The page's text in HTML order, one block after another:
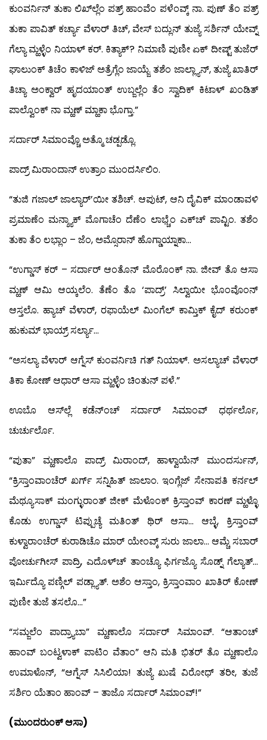
ಕುಂವರ್ನಿನ್ ತುಕಾ ಲಿಖ್‍ಲ್ಲೆಂ ಪತ್ರ್ ಹಾಂವೆಂ ಪಳೆಂವ್ಕ್ ನಾ. ಪುಣ್ ತೆಂ ಪತ್ರ್
ತುಕಾ ಪಾವಿತ್ ಕರ್ಚ್ಯಾ ವೆಳಾರ್ ತಿಚ್, ವೇಸ್ ಬದ್ಲುನ್ ತುಜ್ಯೆ ಸರ್ಶಿನ್ ಯೇವ್ನ್
ಗೆಲ್ಯಾ ಮ್ಹಳ್ಳೆಂ ನಿಯಾಳ್ ಕರ್. ಕಿತ್ಯಾಕ್? ನಿಮಾಣಿ ಪುಣೀ ಏಕ್ ದೀಷ್ಟ್ ತುಜೆರ್
ಘಾಲುಂಕ್ ತಿಚೆಂ ಕಾಳಿಜ್ ಅತ್ರೆಗ್ಲೆಂ ಜಾಯ್ಜೆ. ತಶೆಂ ಜಾಲ್ಲ್ಯಾನ್, ತುಜ್ಯೆ ಖಾತಿರ್
ತಿಚ್ಯಾ ಅಂಕ್ವಾರ್ ಹೃದಯಾಂತ್ ಉಬ್ಜಲ್ಲೆಂ ತೆಂ ಸ್ವಾದಿಕ್ ಕಿಟಾಳ್ ಖಂಡಿತ್
ಪಾಲ್ವೊಂಕ್ ನಾ ಮ್ಹಣ್ ಮ್ಹಾಕಾ ಭೊಗ್ತಾ.”
ಸರ್ದಾರ್ ಸಿಮಾಂವ್ಚೊ ಅತ್ಮೊ ಚಡ್ಪಡ್ಲೊ.
ಪಾದ್ರ್ ಮಿರಾಂದಾನ್ ಉತ್ರಾಂ ಮುಂದರ್ಸಿಲಿಂ.
“ತುಜಿ ಗಜಾಲ್ ಜಾಲ್ಯಾರ್’ಯೀ ತಶಿಚ್. ಆಪುಟ್, ಆನಿ ದೈವಿಕ್ ಮಾಂಡಾವಳಿ
ಪ್ರಮಾಣೆಂ ಮನ್ಶ್ಯಾಕ್ ಮೊಗಾಚೆಂ ದೆಣೆಂ ಲಾಭ್ಚೆಂ ಎಕ್‍ಚ್ ಪಾವ್ಟಿಂ. ತಶೆಂ
ತುಕಾ ತೆಂ ಲಭ್ಲಾಂ – ಜೆಂ, ಅಮ್ಸೊರಾನ್ ಹೊಗ್ಡಾಯ್ನಾಕಾ…
“ಉಗ್ಡಾಸ್ ಕರ್ – ಸರ್ದಾರ್ ಆಂತೊನ್ ಮೊರೊಂಕ್ ನಾ. ಜೀವ್ ತೊ ಆಸಾ
ಮ್ಹಣ್ ಆಮಿ ಆಯ್ಕಲೆಂ. ತೆಣೆಂ ತೊ ‘ಪಾದ್ರ್’ ಸಿಲ್ವಾಯೀ ಭೊಂವೊಂನ್
ಆಸ್ತಲೊ. ಹ್ಯಾಚ್ ವೆಳಾರ್, ರಫಾಯೆಲ್ ಮಿಂಗೆಲ್ ಕಾಮ್ತಿಕ್ ಕೈದ್ ಕರುಂಕ್
ಹುಕುಮ್ ಭಾಯ್ರ್ ಸರ್ಲ್ಯಾ…
“ಅಸಲ್ಯಾ ವೆಳಾರ್ ಆಗ್ನೆಸ್ ಕುಂವರ್ನಿಚಿ ಗತ್ ನಿಯಾಳ್. ಅಸಲ್ಯಾಚ್ ವೆಳಾರ್
ತಿಕಾ ಕೋಣ್ ಆಧಾರ್ ಆಸಾ ಮ್ಹಳ್ಳೆಂ ಚಿಂತುನ್ ಪಳೆ.”
ಊಬೊ ಆಸ್‍ಲ್ಲೆ ಕಡೆನ್‍ಂಚ್ ಸರ್ದಾರ್ ಸಿಮಾಂವ್ ಧರ್ಥರ್ಲೊ,
ಚುರ್ಚುರ್ಲೊ.
“ಪುತಾ” ಮ್ಹಣಾಲೊ ಪಾದ್ರ್ ಮಿರಾಂದ್, ಹಾಳ್ವಾಯೆನ್ ಮುಂದರ್ಸುನ್,
“ಕ್ರಿಸ್ತಾಂವಾಂಚೆರ್ ಖರ್ಗ್ ಸನ್ನಿಹಿತ್ ಜಾಲಾಂ. ಇಂಗ್ಲೆಜ್ ಸೇನಾಪತಿ ಕರ್ನಲ್
ಮೆಥ್ಯೂಸಾಕ್ ಮಂಗ್ಳುರಾಂತ್ ಜೀಕ್ ಮೆಳೊಂಕ್ ಕ್ರಿಸ್ತಾಂವ್ ಕಾರಣ್ ಮ್ಹಳ್ಳೊ
ಕೊಡು ಉಗ್ಡಾಸ್ ಟಿಪ್ಪುಚ್ಯೆ ಮತಿಂತ್ ಥಿರ್ ಆಸಾ… ಆಬ್ಳೆ, ಕ್ರಿಸ್ತಾಂವ್
ಕುಳ್ವಾರಾಂಚೆರ್ ಕುರಾಡಿಚೊ ಮಾರ್ ಯೇಂವ್ಕ್ ಸುರು ಜಾಲಾ… ಆಮ್ಚೆ ಸಬಾರ್
ಪೋರ್ಚುಗೀಸ್ ಪಾದ್ರಿ, ಎದೊಳ್‍ಚ್ ತಾಂಚ್ಯೊ ಫಿರ್ಗಜ್ಯೊ ಸೊಡ್ನ್ ಗೆಲ್ಯಾತ್…
ಇರ್ಮಿದ್ಯೊ ಪಣ್ಗಿಲ್ ಪಡ್ಲ್ಯಾತ್. ಅಶೆಂ ಆಸ್ತಾಂ, ಕ್ರಿಸ್ತಾಂವಾಂ ಖಾತಿರ್ ಕೋಣ್
ಪುಣೀ ತುಜೆ ತಸಲೊ…”
“ಸಮ್ಜಲೆಂ ಪಾದ್ರ್ಯಾಬಾ” ಮ್ಹಣಾಲೊ ಸರ್ದಾರ್ ಸಿಮಾಂವ್. “ಆತಾಂಚ್
ಹಾಂವ್ ಬಂಟ್ವಳಾಕ್ ಪಾಟಿಂ ವೆತಾಂ” ಆನಿ ಮತಿ ಭಿತರ್ ತೊ ಮ್ಹಣಾಲೊ
ಉಮಾಳೊನ್, “ಆಗ್ನೆಸ್ ಸಿಸಿಲಿಯಾ! ತುಜ್ಯೆ ಖುಷೆ ವಿರೋಧ್ ತರೀ, ತುಜೆ
ಸರ್ಶಿಂ ಯೆತಾಂ ಹಾಂವ್ – ತಾಜೊ ಸರ್ದಾರ್ ಸಿಮಾಂವ್!”
(ಮುಂದರುಂಕ್ ಆಸಾ)